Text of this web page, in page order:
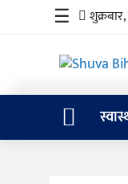
स्वास्थ्य
☰